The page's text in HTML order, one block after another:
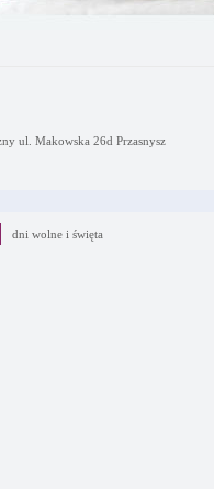
ul. Makowska 26d Przasnysz
dni wolne i święta